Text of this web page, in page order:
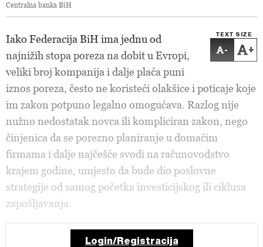
Centralna banka BiH
TEXT SIZE
- +
Iako Federacija BiH ima jednu od
najnižih stopa poreza na dobit u Evropi,
veliki broj kompanija i dalje plaća puni
iznos poreza, često ne koristeći olakšice i poticaje koje
im zakon potpuno legalno omogućava. Razlog nije
nužno nedostatak novca ili kompliciran zakon, nego
činjenica da se porezno planiranje u domaćim
firmama i dalje najčešće svodi na računovodstvo
krajem godine, umjesto da bude dio poslovne
strategije od samog početka investicijskog ili ciklusa
zapošljavanja.
Login/Registracija